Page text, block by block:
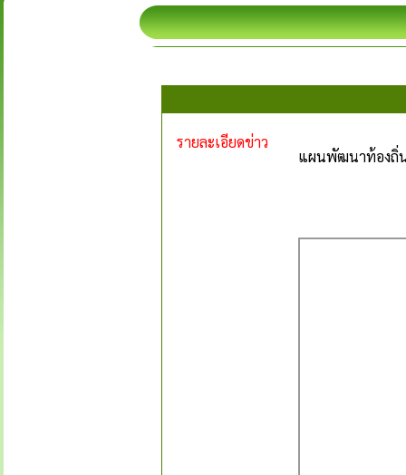
รายละเอียดข่าว
แผนพัฒนาท้องถิ่น